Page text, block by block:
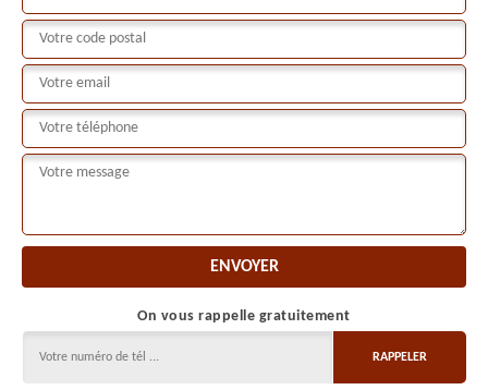
On vous rappelle gratuitement